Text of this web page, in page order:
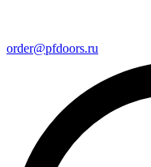
order@pfdoors.ru